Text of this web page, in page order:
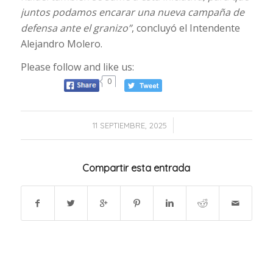
juntos podamos encarar una nueva campaña de
defensa ante el granizo”, concluyó el Intendente
Alejandro Molero.
Please follow and like us:
0
11 SEPTIEMBRE, 2025
/
Compartir esta entrada